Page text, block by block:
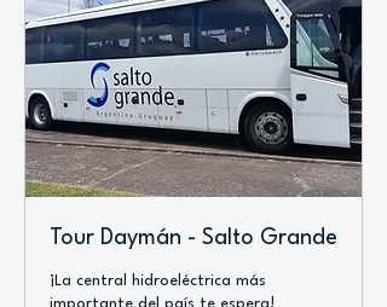
Tour Daymán - Salto Grande
¡La central hidroeléctrica más